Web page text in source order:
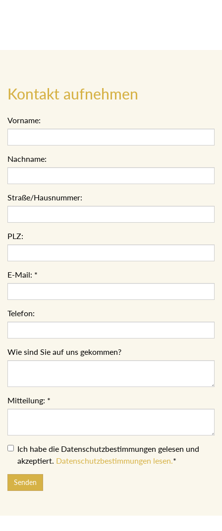
Kontakt aufnehmen
Vorname:
Nachname:
Straße/Hausnummer:
PLZ:
E-Mail: *
Telefon:
Wie sind Sie auf uns gekommen?
Mitteilung: *
Ich habe die Datenschutzbestimmungen gelesen und
akzeptiert. Datenschutzbestimmungen lesen.*
Senden